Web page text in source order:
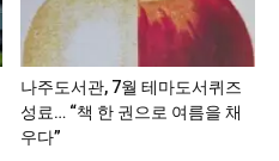
나주도서관, 7월 테마도서퀴즈
성료… “책 한 권으로 여름을 채
우다”